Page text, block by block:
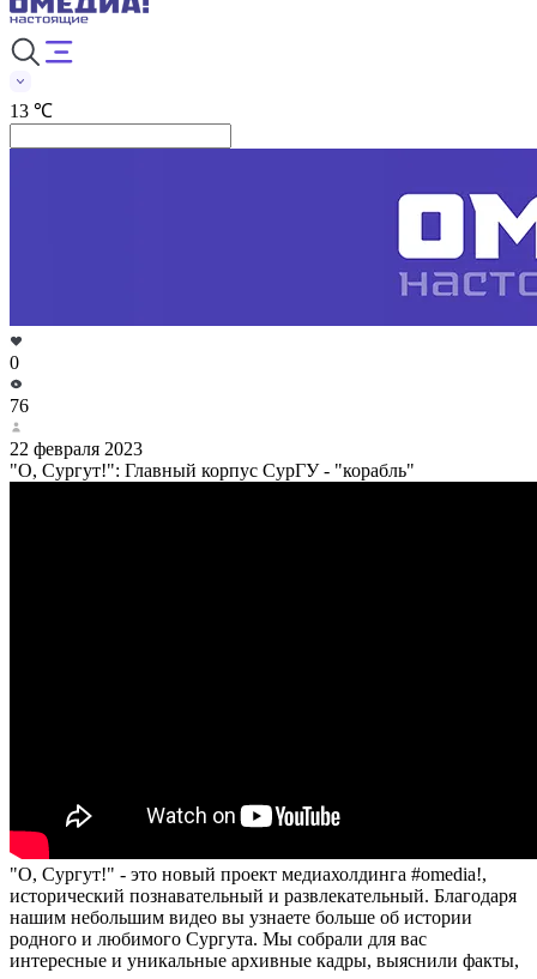
13 ℃
0
76
22 февраля 2023
"О, Сургут!": Главный корпус СурГУ - "корабль"
"О, Сургут!" - это новый проект медиахолдинга #omedia!,
исторический познавательный и развлекательный. Благодаря
нашим небольшим видео вы узнаете больше об истории
родного и любимого Сургута. Мы собрали для вас
интересные и уникальные архивные кадры, выяснили факты,